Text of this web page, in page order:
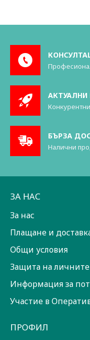
БЪРЗА
Налични
ЗА НАС
За нас
Плащане и
Общи условия
Защита на
Информация за
Участие в
ПРОФИЛ